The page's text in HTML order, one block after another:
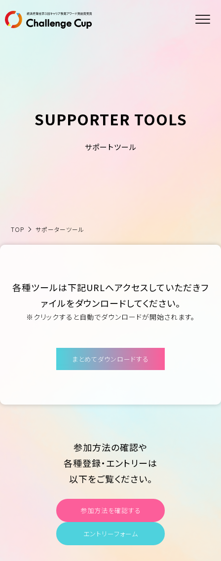
ホーム
特定商取引法に基づく表記
日本コスモトピア
SUPPORTER TOOLS
サポートツール
TOP サポーターツール
各種ツールは下記URLへアクセスしていただきフ
ァイルをダウンロードしてください。
※クリックすると自動でダウンロードが開始されます。
まとめてダウンロードする
参加方法の確認や
各種登録・エントリーは
以下をご覧ください。
参加方法を確認する
エントリーフォーム